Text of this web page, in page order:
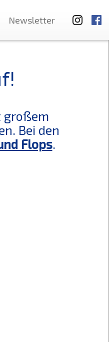
Newsletter
großem
Bei den
Flops.